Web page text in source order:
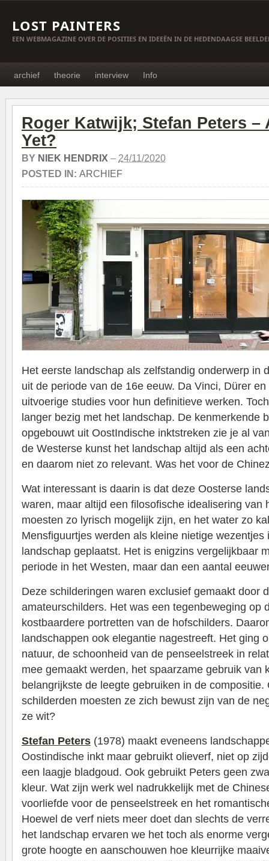
LOST PAINTERS
EEN WEBMAGAZINE OVER DE POSITIES EN IDEEËN IN DE HEDENDAAGSE
archief theorie interview Info
Roger Katwijk; Stefan Peters –
Yet?
BY NIEK HENDRIX – 24/11/2020
POSTED IN: ARCHIEF
Het eerste landschap als zelfstandig onderwerp in
uit de periode van de 16e eeuw. Da Vinci, Dürer
uitvoerige studies voor hun definitieve werken.
langer bezig met het landschap. De kenmerkende
opgebouwt uit OostIndische inktstreken zie je al
de Westerse kunst het landschap altijd als een
en daarom niet zo relevant. Was het voor de
Wat interessant is daarin is dat deze Oosterse
waren, maar altijd een filosofische idealisering van
moesten zo lyrisch mogelijk zijn, en het water zo
Mensfiguurtjes werden als kleine nietige wezentjes
landschap geplaatst. Het is enigzins vergelijkbaar
periode in het Westen, maar dan een aantal
Deze schilderingen waren exclusief gemaakt door
amateurschilders. Het was een tegenbeweging op
kostbaardere portretten van de hofschilders.
landschappen ook elegantie nagestreeft. Het ging
natuur, de schoonheid van de penseelstreek in
mee gemaakt werden, het spaarzame gebruik van
belangrijkste de leegte gebruiken in de
schilderden moesten ze zich bewust zijn van de
ze wit?
Stefan Peters (1978) maakt eveneens
Oostindische inkt maar gebruikt olieverf, niet op
een laagje bladgoud. Ook gebruikt Peters geen
kleur. Wat zijn werk wel nadrukkelijk met de
voorliefde voor de penseelstreek en het
Hoewel de verf niets meer doet dan slechts de
het landschap ervaren we het toch als enorme
grote hoogte en aanschouwen hoe kleurrijke